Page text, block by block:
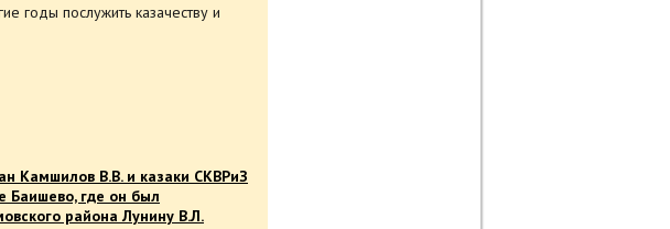
годы послужить казачеству и
Камшилов В.В. и казаки СКВРиЗ
Баишево, где он был
района Лунину В.Л.